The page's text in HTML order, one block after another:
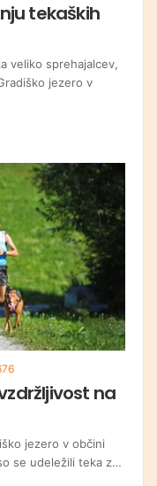
tekaških
veliko sprehajalcev,
jezero v
na
jezero v občini
se udeležili teka z…